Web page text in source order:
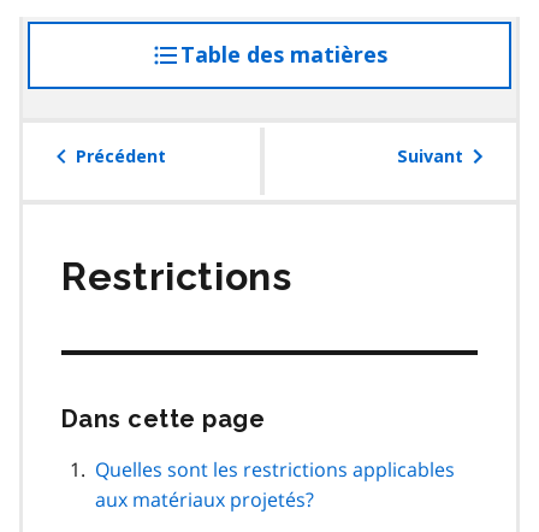
Table des matières
à
table
Précédent Suivant
Restrictions
Dans cette page
navigation
de
page
Quelles sont les restrictions applicables
aux matériaux projetés?